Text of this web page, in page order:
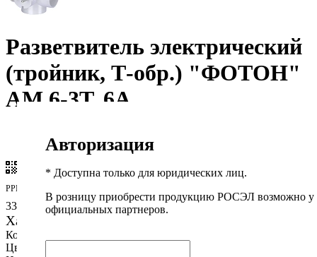
Разветвитель электрический
(тройник, Т-обр.) "ФОТОН"
АМ 6-3Т, 6А
Артикул: 22845
Сгенерировать QR-код
РРЦ
337 ₽
Характеристики
Количество розеток:
Цвет:
Авторизация
* Доступна только для юридических лиц.
В розницу приобрести продукцию РОСЭЛ возможно у
официальных партнеров.